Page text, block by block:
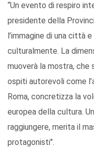
“Un evento di respiro
presidente della
l’immagine di una città
culturalmente. La
muoverà la mostra, che
ospiti autorevoli come
Roma, concretizza la
europea della cultura.
raggiungere, merita il
protagonisti".